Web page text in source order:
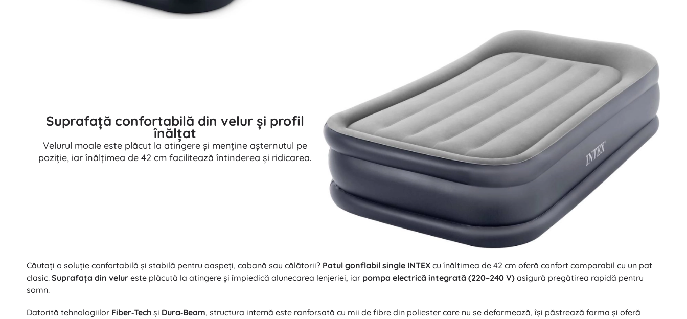
Suprafață confortabilă din velur și profil
înălțat
Velurul moale este plăcut la atingere și menține așternutul pe
poziție, iar înălțimea de 42 cm facilitează întinderea și ridicarea.
Căutați o soluție confortabilă și stabilă pentru oaspeți, cabană sau călătorii? Patul gonflabil single INTEX cu înălțimea de 42 cm oferă confort comparabil cu un pat
clasic. Suprafața din velur este plăcută la atingere și împiedică alunecarea lenjeriei, iar pompa electrică integrată (220–240 V) asigură pregătirea rapidă pentru
somn.
Datorită tehnologiilor Fiber‑Tech și Dura‑Beam, structura internă este ranforsată cu mii de fibre din poliester care nu se deformează, își păstrează forma și oferă